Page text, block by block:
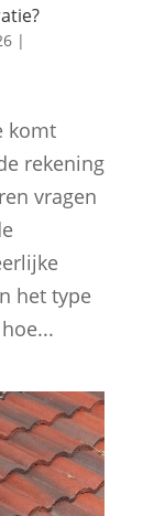
|
komt
rekening
vragen
het type